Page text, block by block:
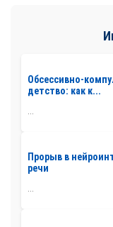
Обсессивно-
детство: как к...
Прорыв в
речи
...